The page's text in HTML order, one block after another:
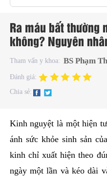
Ra máu bất thường
không? Nguyên
Tham vấn y khoa: BS Phạm
Đánh giá:
Chia sẻ:
Kinh nguyệt là một hiện
ánh sức khỏe sinh sản
kinh chỉ xuất hiện theo
ngày một lần và kéo dài